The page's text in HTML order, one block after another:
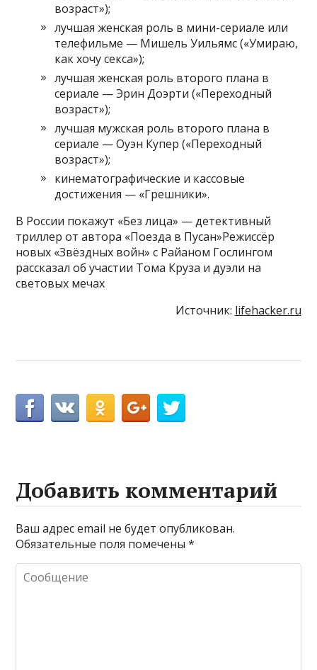
возраст»);
лучшая женская роль в мини-сериале или
телефильме — Мишель Уильямс («Умираю,
как хочу секса»);
лучшая женская роль второго плана в
сериале — Эрин Доэрти («Переходный
возраст»);
лучшая мужская роль второго плана в
сериале — Оуэн Купер («Переходный
возраст»);
кинематографические и кассовые
достижения — «Грешники».
В России покажут «Без лица» — детективный
триллер от автора «Поезда в Пусан»Режиссёр
новых «Звёздных войн» с Райаном Гослингом
рассказал об участии Тома Круза и дуэли на
световых мечах
Источник: lifehacker.ru
Добавить комментарий
Ваш адрес email не будет опубликован.
Обязательные поля помечены*